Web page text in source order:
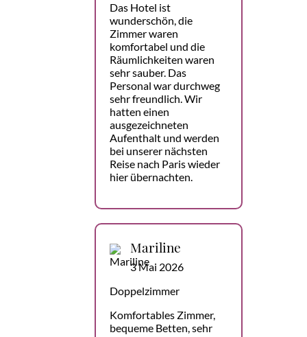
Das Hotel ist
wunderschön, die
Zimmer waren
komfortabel und die
Räumlichkeiten waren
sehr sauber. Das
Personal war durchweg
sehr freundlich. Wir
hatten einen
ausgezeichneten
Aufenthalt und werden
bei unserer nächsten
Reise nach Paris wieder
hier übernachten.
Mariline
3 Mai 2026
Doppelzimmer
Komfortables Zimmer,
bequeme Betten, sehr